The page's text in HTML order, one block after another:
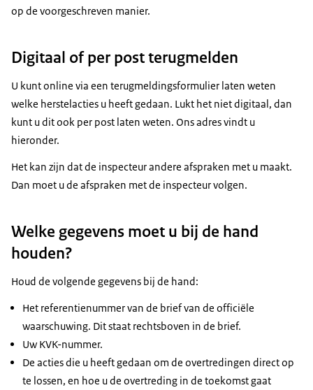
op de voorgeschreven manier.
Digitaal of per post terugmelden
U kunt online via een terugmeldingsformulier laten weten
welke herstelacties u heeft gedaan. Lukt het niet digitaal, dan
kunt u dit ook per post laten weten. Ons adres vindt u
hieronder.
Het kan zijn dat de inspecteur andere afspraken met u maakt.
Dan moet u de afspraken met de inspecteur volgen.
Welke gegevens moet u bij de hand
houden?
Houd de volgende gegevens bij de hand:
Het referentienummer van de brief van de officiële
waarschuwing. Dit staat rechtsboven in de brief.
Uw KVK-nummer.
De acties die u heeft gedaan om de overtredingen direct op
te lossen, en hoe u de overtreding in de toekomst gaat